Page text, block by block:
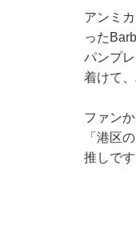
アンミ
った
パンプ
着けて
ファン
「港区
推しで